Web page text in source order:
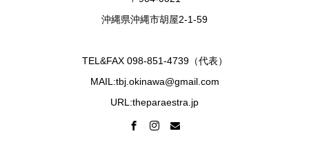
沖縄県沖縄市胡屋2-1-59
TEL&FAX 098-851-4739（代表）
MAIL:tbj.okinawa@gmail.com
URL:theparaestra.jp